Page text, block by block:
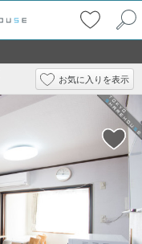
お気に入りを表示